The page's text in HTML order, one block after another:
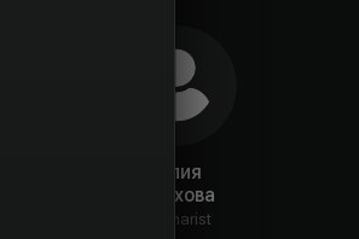
Юлия
Орехова
Ssenarist